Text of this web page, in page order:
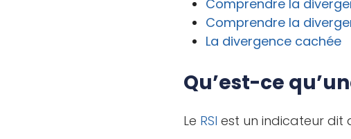
Comprendre la
Comprendre la
La divergence cachée
Qu’est-ce
Le RSI est un indicateur dit